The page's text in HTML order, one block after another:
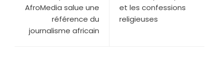
AfroMedia salue une
référence du
journalisme africain
et les confessions
religieuses